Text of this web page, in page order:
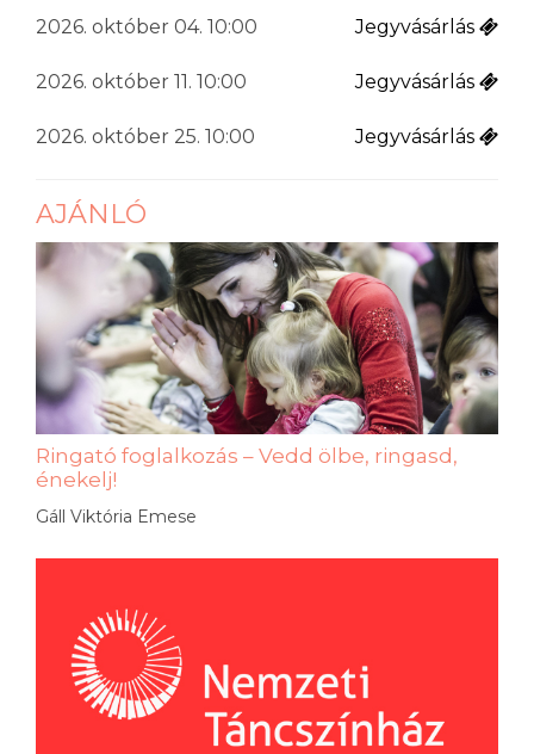
2026. október 04. 10:00 Jegyvásárlás
2026. október 11. 10:00 Jegyvásárlás
2026. október 25. 10:00 Jegyvásárlás
AJÁNLÓ
Ringató foglalkozás – Vedd ölbe, ringasd,
énekelj!
Gáll Viktória Emese